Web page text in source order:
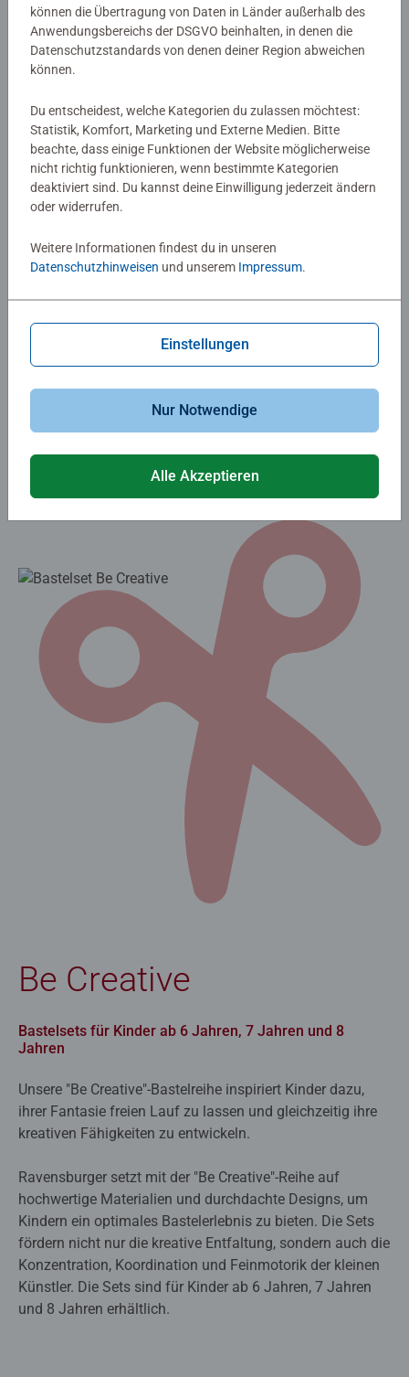
Praktische Bastelsets
für Kinder
Vom Basteln mit Papier bis hin zum geknüpften
Armband
Mit Papier, Schere und Klebstoff gewappnet, erschaffen
selbst kleine Bastler mit den praktischen Bastelsets für
Papier, Perlen, Tonkarton, Mosaiksteinen oder Wolle kleine
Meisterwerke.
Kinder. Die kleinen Kügelchen glänzen in den schönsten
Farben. Auf Schnüren angeordnet, lassen sich aus ihnen
Kombination mit Drahtelementen kann man sie zu
beeindruckenden Perlentieren verarbeiten.
Be Creative
Bastelsets für Kinder ab 6 Jahren, 7 Jahren und 8
Jahren
Unsere "Be Creative"-Bastelreihe inspiriert Kinder dazu,
ihrer Fantasie freien Lauf zu lassen und gleichzeitig ihre
kreativen Fähigkeiten zu entwickeln.
Ravensburger setzt mit der "Be Creative"-Reihe auf
hochwertige Materialien und durchdachte Designs, um
Kindern ein optimales Bastelerlebnis zu bieten. Die Sets
fördern nicht nur die kreative Entfaltung, sondern auch die
Konzentration, Koordination und Feinmotorik der kleinen
Künstler. Die Sets sind für Kinder ab 6 Jahren, 7 Jahren
und 8 Jahren erhältlich.
können die Übertragung von Daten in Länder außerhalb des
Anwendungsbereichs der DSGVO beinhalten, in denen die
Datenschutzstandards von denen deiner Region abweichen
können.
Du entscheidest, welche Kategorien du zulassen möchtest:
Statistik, Komfort, Marketing und Externe Medien. Bitte
beachte, dass einige Funktionen der Website möglicherweise
nicht richtig funktionieren, wenn bestimmte Kategorien
deaktiviert sind. Du kannst deine Einwilligung jederzeit ändern
oder widerrufen.
Weitere Informationen findest du in unseren
Datenschutzhinweisen und unserem Impressum.
Einstellungen
Nur Notwendige
Alle Akzeptieren